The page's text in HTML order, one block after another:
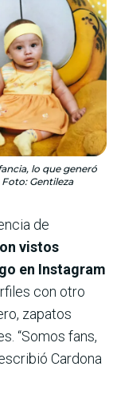
lo que generó
Gentileza
de
vistos
en Instagram
con otro
zapatos
“Somos fans,
Cardona